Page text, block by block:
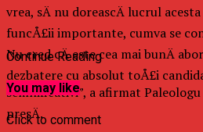
vrea, sÄ nu doreascÄ lucrul
funcÅ£ii importante, cumva se
Nu cred cÄ este cea mai bunÄ
dezbatere cu absolut toÅ£i
semnificativi”, a afirmat
presÄ.
Continue Reading
You may like
Click to comment